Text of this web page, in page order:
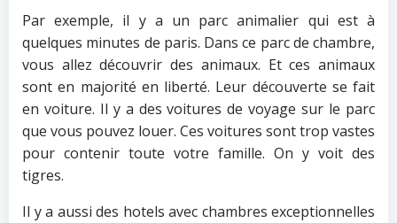
Par exemple, il y a un parc animalier qui est à
quelques minutes de paris. Dans ce parc de chambre,
vous allez découvrir des animaux. Et ces animaux
sont en majorité en liberté. Leur découverte se fait
en voiture. Il y a des voitures de voyage sur le parc
que vous pouvez louer. Ces voitures sont trop vastes
pour contenir toute votre famille. On y voit des
tigres.
Il y a aussi des hotels avec chambres exceptionnelles